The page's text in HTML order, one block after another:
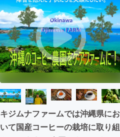
テクノロジー・ガジェ
映像・映画
ビジネス・起業
まちづくり・地域活性
CAMPFIRE for Social Good
キジムナファームでは沖縄県にお
いて国産コーヒーの栽培に取り組